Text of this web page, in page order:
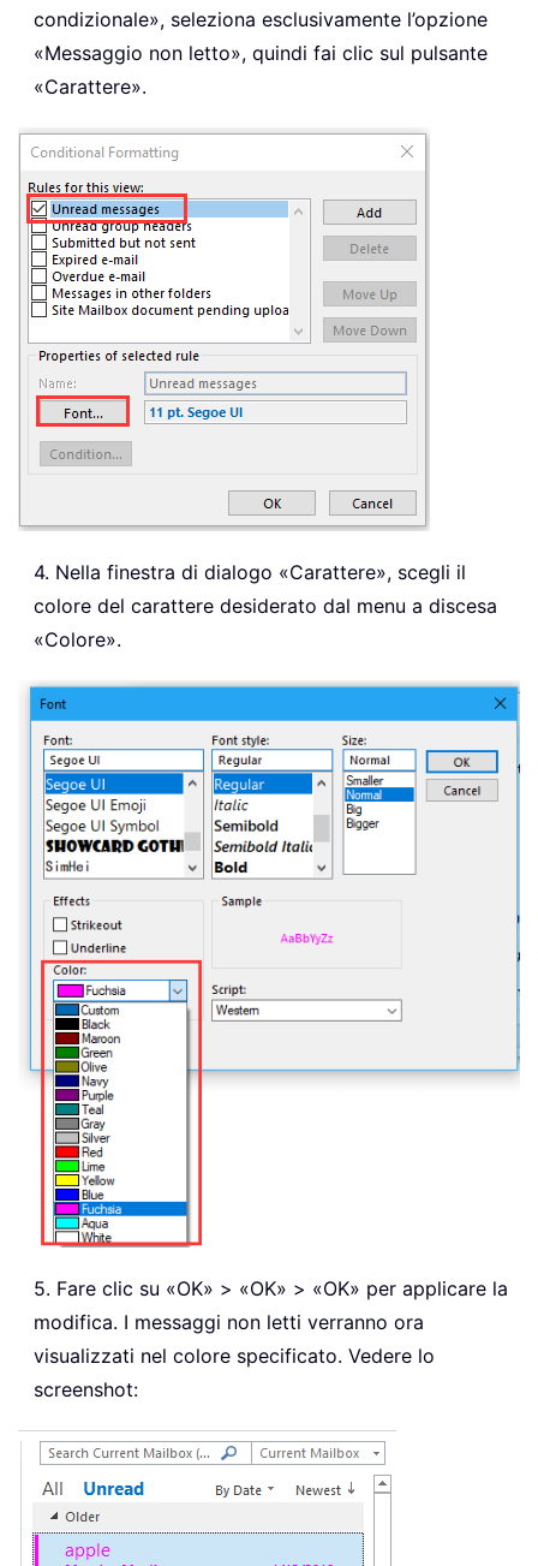
condizionale», seleziona esclusivamente l’opzione
«Messaggio non letto», quindi fai clic sul pulsante
«Carattere».
4. Nella finestra di dialogo «Carattere», scegli il
colore del carattere desiderato dal menu a discesa
«Colore».
5. Fare clic su «OK» > «OK» > «OK» per applicare la
modifica. I messaggi non letti verranno ora
visualizzati nel colore specificato. Vedere lo
screenshot: